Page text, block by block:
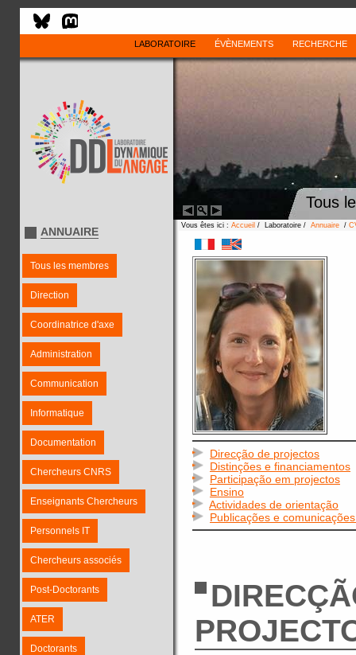
LABORATOIRE ÉVÈNEMENTS RECHERCHE
Tous
ANNUAIRE
Tous les membres
Direction
Coordinatrice d'axe
Administration
Communication
Informatique
Documentation
Chercheurs CNRS
Enseignants Chercheurs
Personnels IT
Chercheurs associés
Post-Doctorants
ATER
Doctorants
Vous êtes ici : Accueil / Laboratoire / Annuaire /
Direcção de projectos
Distinções e financiamentos
Participação em projectos
Ensino
Actividades de orientação
Publicações e